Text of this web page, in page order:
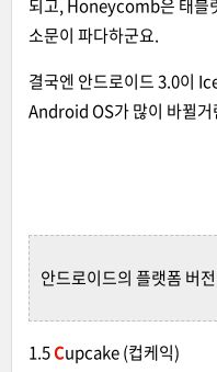
되고, Honeycomb은 태블
소문이 파다하군요.
결국엔 안드로이드 3.0이
Android OS가 많이 바뀔거
안드로이드의 플랫폼 버
1.5Cupcake (컵케익)